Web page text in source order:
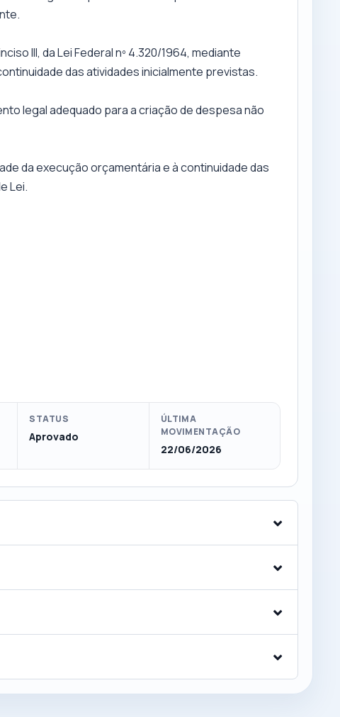
III, da Lei Federal nº 4.320/1964, mediante
das atividades inicialmente previstas.
legal adequado para a criação de despesa não
da execução orçamentária e à continuidade das
Lei.
STATUS
Aprovado
ÚLTIMA
MOVIMENTAÇÃO
22/06/2026